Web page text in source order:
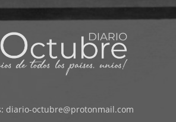
diario-octubre@protonmail.com